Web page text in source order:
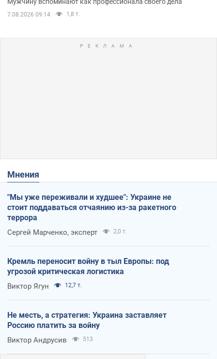
7.08.2026 09:14 1,8 т.
Мнения
"Мы уже переживали и худшее": Украине не
стоит поддаваться отчаянию из-за ракетного
террора
Сергей Марченко, эксперт 2,0 т.
Кремль переносит войну в тыл Европы: под
угрозой критическая логистика
Виктор Ягун 12,7 т.
Не месть, а стратегия: Украина заставляет
Россию платить за войну
Виктор Андрусив 513